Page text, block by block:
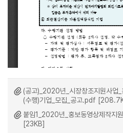
(공고)_2020년_시장창조지원사업
(수행)기업_모집_공고.pdf
붙임1_2020년_홍보동영상제작지
[23KB]